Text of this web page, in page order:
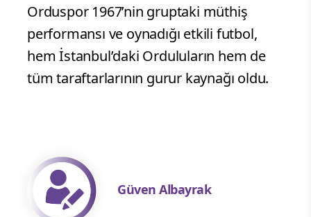
Orduspor 1967’nin gruptaki müthiş
performansı ve oynadığı etkili futbol,
hem İstanbul’daki Orduluların hem de
tüm taraftarlarının gurur kaynağı oldu.
Güven Albayrak